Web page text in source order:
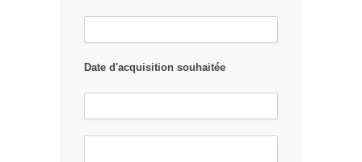
Date d'acquisition souhaitée